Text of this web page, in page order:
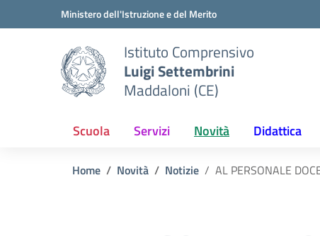
Vai ai contenuti
Vai al menu di navigazioneMinistero dell'Istruzione e del Merito
Istituto Comprensivo
Luigi Settembrini
Maddaloni (CE)
Scuola Servizi Novità Didattica
Home Novità Notizie AL PERSONALE